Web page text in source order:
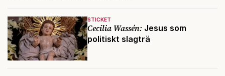
STICKET
Cecilia Wassén: Jesus som
politiskt slagträ